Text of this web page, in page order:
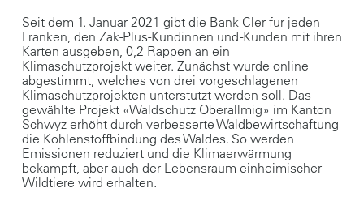
Seit dem 1. Januar 2021 gibt die Bank Cler für jeden
Franken, den Zak-Plus-Kundinnen und -Kunden mit ihren
Karten ausgeben, 0,2 Rappen an ein
Klimaschutzprojekt weiter. Zunächst wurde online
abgestimmt, welches von drei vorgeschlagenen
Klimaschutzprojekten unterstützt werden soll. Das
gewählte Projekt «Waldschutz Oberallmig» im Kanton
Schwyz erhöht durch verbesserte Waldbewirtschaftung
die Kohlenstoffbindung des Waldes. So werden
Emissionen reduziert und die Klimaerwärmung
bekämpft, aber auch der Lebensraum einheimischer
Wildtiere wird erhalten.